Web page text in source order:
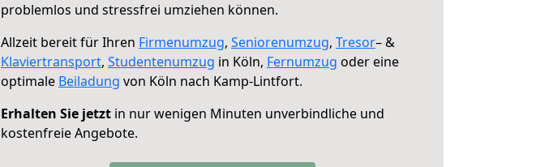
problemlos und stressfrei umziehen können.
Allzeit bereit für Ihren Firmenumzug, Seniorenumzug, Tresor– &
Klaviertransport, Studentenumzug in Köln, Fernumzug oder eine
optimale Beiladung von Köln nach Kamp-Lintfort.
Erhalten Sie jetzt in nur wenigen Minuten unverbindliche und
kostenfreie Angebote.